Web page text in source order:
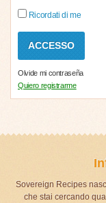
Ricordati di me
Olvide mi contraseña
Quiero registrarme
Sovereign Recipes
che stai cercando